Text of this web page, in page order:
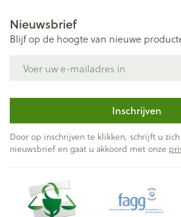
Nieuwsbrief
Blijf op de hoogte van nieuwe
Inschrijven
Door op inschrijven te klikken, schrijft u
nieuwsbrief en gaat u akkoord met onze